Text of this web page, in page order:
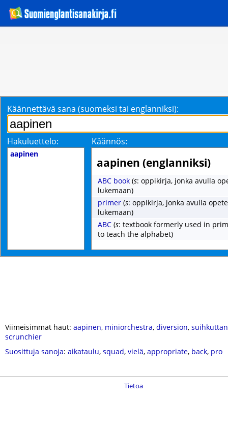
Käännettävä sana (suomeksi tai englanniksi):
Hakuluettelo: Käännös:
aapinen
aapinen (englanniksi)
ABC book (s: oppikirja, jonka avulla
lukemaan)
primer (s: oppikirja, jonka avulla
lukemaan)
ABC (s: textbook formerly used in
to teach the alphabet)
Viimeisimmät haut: aapinen, miniorchestra, diversion,
scrunchier
Suosittuja sanoja: aikataulu, squad, vielä, appropriate, back, pro
Tietoa